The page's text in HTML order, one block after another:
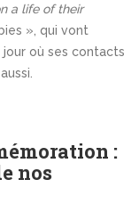
a life of their
», qui vont
où ses contacts
:
nos